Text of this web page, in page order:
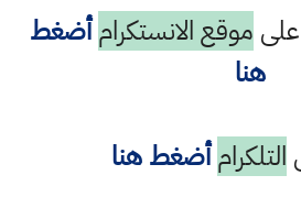
موقع الانستكرام أضغط
هنا
التلكرام أضغط هنا